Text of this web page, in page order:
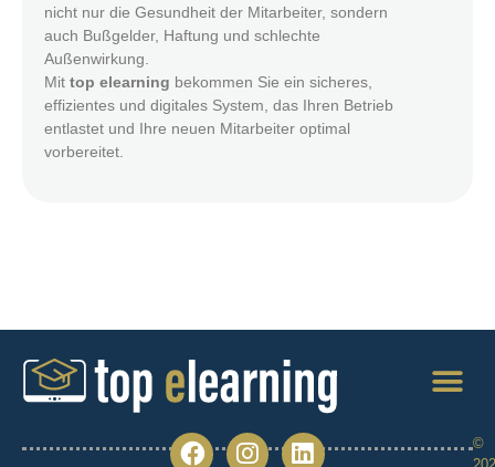
nicht nur die Gesundheit der Mitarbeiter, sondern
auch Bußgelder, Haftung und schlechte
Außenwirkung.
Mit top elearning bekommen Sie ein sicheres,
effizientes und digitales System, das Ihren Betrieb
entlastet und Ihre neuen Mitarbeiter optimal
vorbereitet.
©